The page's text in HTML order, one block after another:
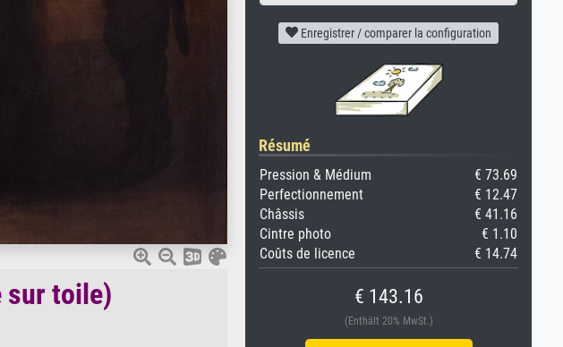
sur toile)
Enregistrer / comparer la configuration
Résumé
Pression & Médium
€ 73.69
Perfectionnement
€ 12.47
Châssis
€ 41.16
Cintre photo
€ 1.10
Coûts de licence
€ 14.74
€ 143.16
(Enthält 20% MwSt.)